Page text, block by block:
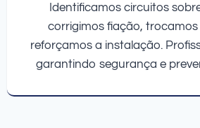
Identificamos circuitos
corrigimos fiação, trocamos
reforçamos a instalação.
garantindo segurança e